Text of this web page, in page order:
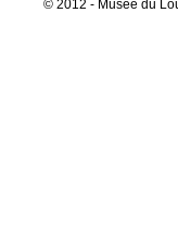
© 2012 - Musée du